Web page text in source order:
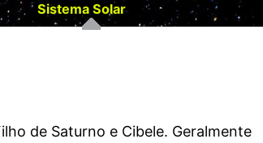
Sistema Solar
de Saturno e Cibele. Geralmente